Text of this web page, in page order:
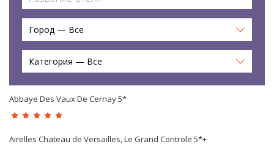
Город — Все
Категория — Все
Abbaye Des Vaux De Cernay 5*
Airelles Chateau de Versailles, Le Grand Controle 5*+